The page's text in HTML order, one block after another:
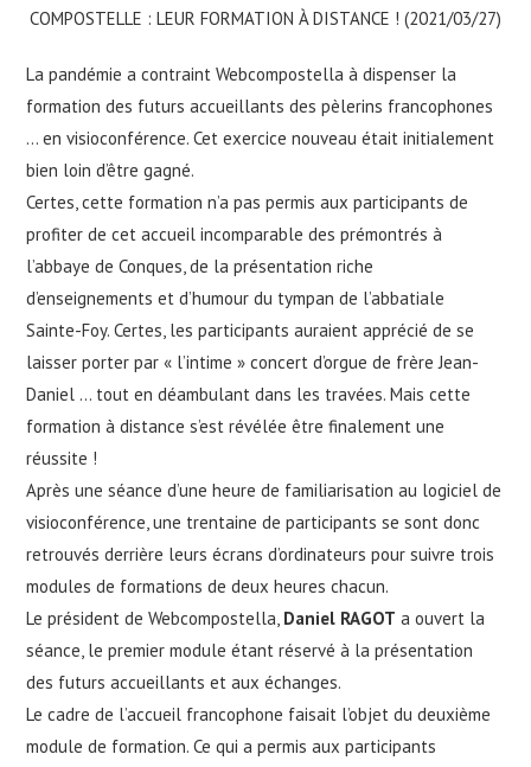
COMPOSTELLE : LEUR FORMATION À DISTANCE ! (2021/03/27)
La pandémie a contraint Webcompostella à dispenser la
formation des futurs accueillants des pèlerins francophones
… en visioconférence. Cet exercice nouveau était initialement
bien loin d’être gagné.
Certes, cette formation n’a pas permis aux participants de
profiter de cet accueil incomparable des prémontrés à
l’abbaye de Conques, de la présentation riche
d’enseignements et d’humour du tympan de l’abbatiale
Sainte-Foy. Certes, les participants auraient apprécié de se
laisser porter par « l’intime » concert d’orgue de frère Jean-
Daniel … tout en déambulant dans les travées. Mais cette
formation à distance s’est révélée être finalement une
réussite !
Après une séance d’une heure de familiarisation au logiciel de
visioconférence, une trentaine de participants se sont donc
retrouvés derrière leurs écrans d’ordinateurs pour suivre trois
modules de formations de deux heures chacun.
Le président de Webcompostella, Daniel RAGOT a ouvert la
séance, le premier module étant réservé à la présentation
des futurs accueillants et aux échanges.
Le cadre de l’accueil francophone faisait l’objet du deuxième
module de formation. Ce qui a permis aux participants